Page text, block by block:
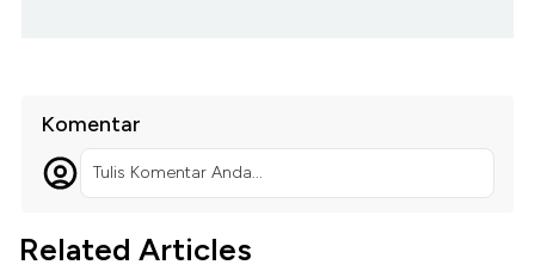
Komentar
Tulis Komentar Anda...
Related Articles